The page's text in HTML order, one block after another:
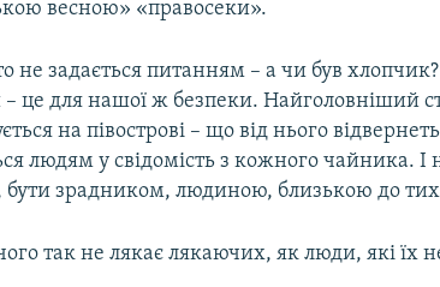
весною» «правосеки».
не задається питанням – а чи був
це для нашої ж безпеки. Найголовніший
на півострові – що від нього
людям у свідомість з кожного чайника. І
бути зрадником, людиною, близькою до
так не лякає лякаючих, як люди, які їх